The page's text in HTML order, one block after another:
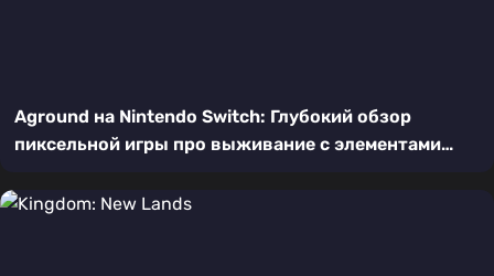
Aground на Nintendo Switch: Глубокий обзор
пиксельной игры про выживание с элементами